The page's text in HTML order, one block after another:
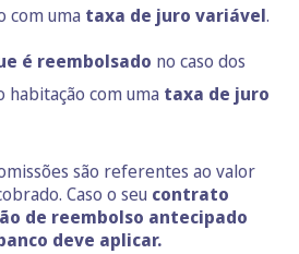
com uma taxa de juro variável.
é reembolsado no caso dos
com uma taxa de juro
são referentes ao valor
Caso o seu contrato
de reembolso antecipado
deve aplicar.